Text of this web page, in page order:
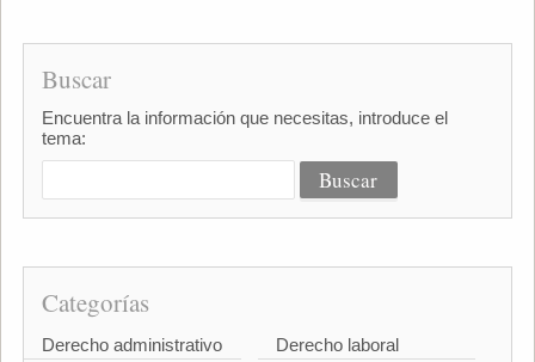
Buscar
Encuentra la información que necesitas, introduce el
tema:
Categorías
Derecho administrativo
Derecho laboral